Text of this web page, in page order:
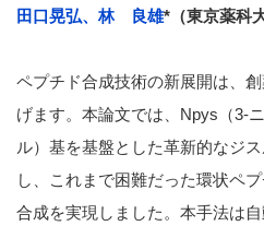
田口晃弘、林 良雄*（東京薬科
ペプチド合成技術の新展開は、
げます。本論文では、Npys（3-
ル）基を基盤とした革新的なジ
し、これまで困難だった環状ペ
合成を実現しました。本手法は